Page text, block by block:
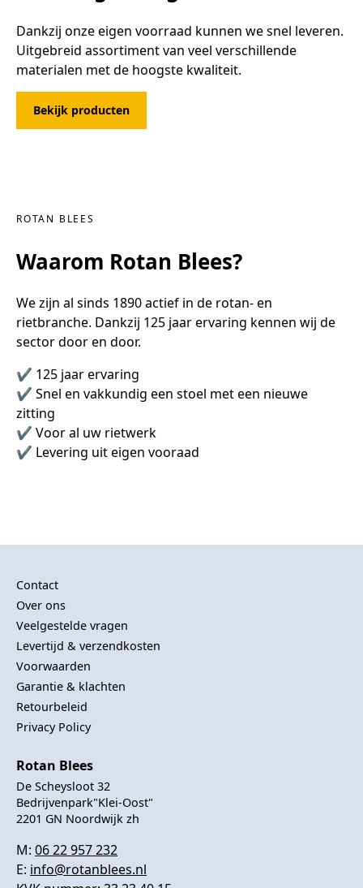
Dankzij onze eigen voorraad kunnen we snel leveren.
Uitgebreid assortiment van veel verschillende
materialen met de hoogste kwaliteit.
Bekijk producten
ROTAN BLEES
Waarom Rotan Blees?
We zijn al sinds 1890 actief in de rotan- en
rietbranche. Dankzij 125 jaar ervaring kennen wij de
sector door en door.
✔ 125 jaar ervaring
✔ Snel en vakkundig een stoel met een nieuwe
zitting
✔ Voor al uw rietwerk
✔ Levering uit eigen vooraad
Contact
Over ons
Veelgestelde vragen
Levertijd & verzendkosten
Voorwaarden
Garantie & klachten
Retourbeleid
Privacy Policy
Rotan Blees
De Scheysloot 32
Bedrijvenpark"Klei-Oost"
2201 GN Noordwijk zh
M: 06 22 957 232
E: info@rotanblees.nl